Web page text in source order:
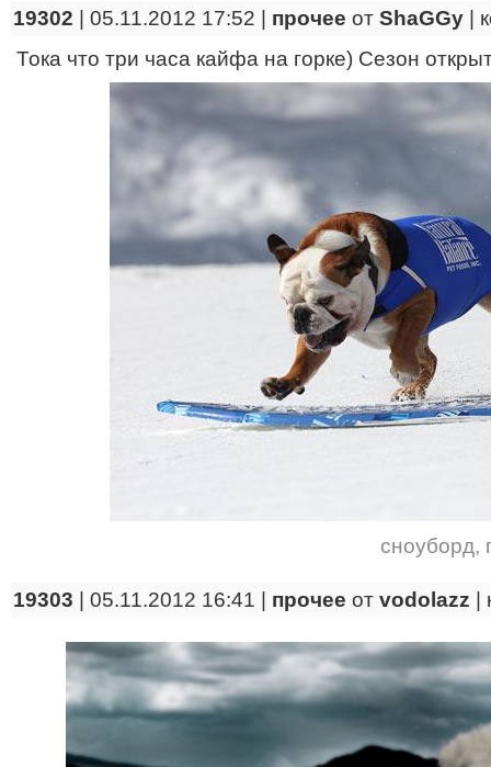
19302 | 05.11.2012 17:52 | прочее от ShaGGy
Тока что три часа кайфа на горке) Сезон
сноуборд,
19303 | 05.11.2012 16:41 | прочее от vodolazz